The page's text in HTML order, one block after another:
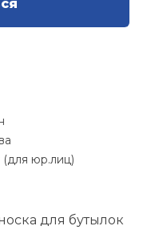
Машины
Барбекю
(для юр.лиц)
для бутылок